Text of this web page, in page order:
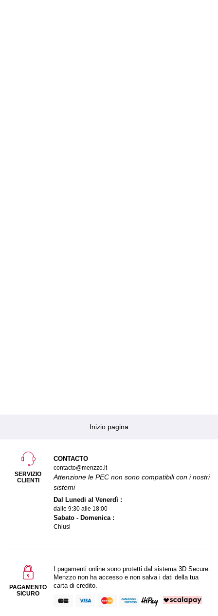
Inizio pagina
SERVIZIO
CLIENTI
CONTACTO
contacto@menzzo.it
Attenzione le PEC non sono compatibili con i nostri
sistemi
Dal Lunedi al Venerdì :
dalle 9:30 alle 18:00
Sabato - Domenica :
Chiusi
PAGAMENTO
SICURO
I pagamenti online sono protetti dal sistema 3D Secure.
Menzzo non ha accesso e non salva i dati della tua
carta di credito.